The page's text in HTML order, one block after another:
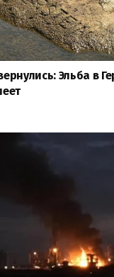
Эльба в